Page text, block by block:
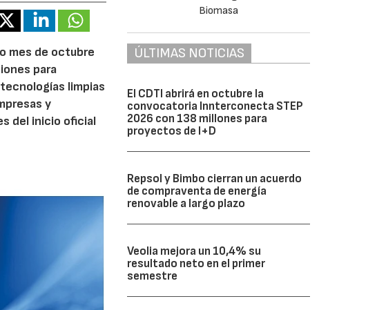
mes de octubre
para
limpias
y
del inicio oficial
ÚLTIMAS NOTICIAS
El CDTI abrirá en octubre la
convocatoria Innterconecta STEP
2026 con 138 millones para
proyectos de I+D
Repsol y Bimbo cierran un acuerdo
de compraventa de energía
renovable a largo plazo
Veolia mejora un 10,4% su
resultado neto en el primer
semestre